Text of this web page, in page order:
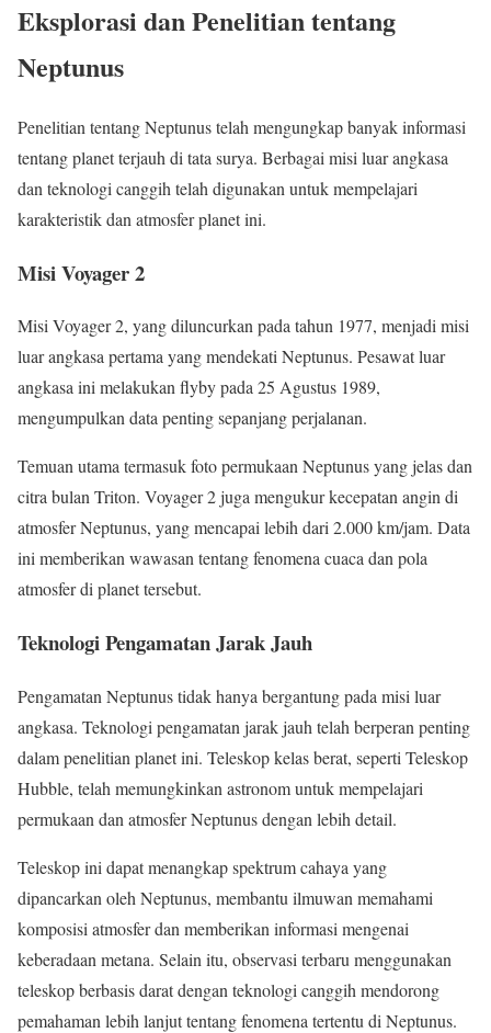
Eksplorasi dan Penelitian tentang
Neptunus
Penelitian tentang Neptunus telah mengungkap banyak informasi
tentang planet terjauh di tata surya. Berbagai misi luar angkasa
dan teknologi canggih telah digunakan untuk mempelajari
karakteristik dan atmosfer planet ini.
Misi Voyager 2
Misi Voyager 2, yang diluncurkan pada tahun 1977, menjadi misi
luar angkasa pertama yang mendekati Neptunus. Pesawat luar
angkasa ini melakukan flyby pada 25 Agustus 1989,
mengumpulkan data penting sepanjang perjalanan.
Temuan utama termasuk foto permukaan Neptunus yang jelas dan
citra bulan Triton. Voyager 2 juga mengukur kecepatan angin di
atmosfer Neptunus, yang mencapai lebih dari 2.000 km/jam. Data
ini memberikan wawasan tentang fenomena cuaca dan pola
atmosfer di planet tersebut.
Teknologi Pengamatan Jarak Jauh
Pengamatan Neptunus tidak hanya bergantung pada misi luar
angkasa. Teknologi pengamatan jarak jauh telah berperan penting
dalam penelitian planet ini. Teleskop kelas berat, seperti Teleskop
Hubble, telah memungkinkan astronom untuk mempelajari
permukaan dan atmosfer Neptunus dengan lebih detail.
Teleskop ini dapat menangkap spektrum cahaya yang
dipancarkan oleh Neptunus, membantu ilmuwan memahami
komposisi atmosfer dan memberikan informasi mengenai
keberadaan metana. Selain itu, observasi terbaru menggunakan
teleskop berbasis darat dengan teknologi canggih mendorong
pemahaman lebih lanjut tentang fenomena tertentu di Neptunus.